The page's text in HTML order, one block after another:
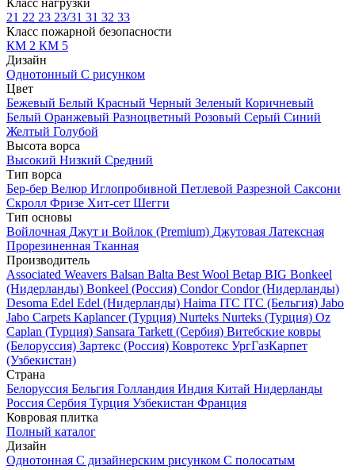
Класс нагрузки
21 22 23 23/31 31 32 33
Класс пожарной безопасности
КМ 2 КМ 5
Дизайн
Однотонный С рисунком
Цвет
Бежевый Белый Красный Черный Зеленый Коричневый
Белый Оранжевый Разноцветный Розовый Серый Синий
Желтый Голубой
Высота ворса
Высокий Низкий Средний
Тип ворса
Бер-бер Велюр Иглопробивной Петлевой Разрезной Саксони
Скролл Фризе Хит-сет Шегги
Тип основы
Войлочная Джут и Войлок (Premium) Джутовая Латексная
Прорезиненная Тканная
Производитель
Associated Weavers Balsan Balta Best Wool Betap BIG Bonkeel
(Нидерланды) Bonkeel (Россия) Condor Condor (Нидерланды)
Desoma Edel Edel (Нидерланды) Haima ITC ITC (Бельгия) Jabo
Jabo Carpets Kaplancer (Турция) Nurteks Nurteks (Турция) Oz
Caplan (Турция) Sansara Tarkett (Сербия) Витебские ковры
(Белоруссия) Зартекс (Россия) Ковротекс УргГазКарпет
(Узбекистан)
Страна
Белоруссия Бельгия Голландия Индия Китай Нидерланды
Россия Сербия Турция Узбекистан Франция
Ковровая плитка
Полный каталог
Дизайн
Однотонная С дизайнерским рисунком С полосатым